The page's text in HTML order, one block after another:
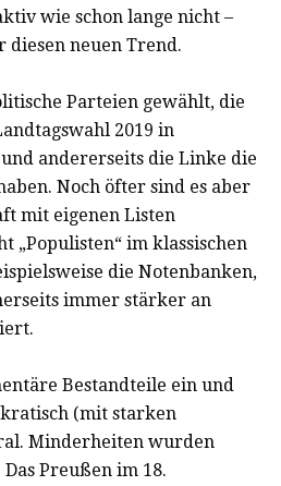
wie schon lange nicht –
diesen neuen Trend.
Parteien gewählt, die
2019 in
andererseits die Linke die
Noch öfter sind es aber
mit eigenen Listen
„Populisten“ im klassischen
die Notenbanken,
immer stärker an
Bestandteile ein und
(mit starken
Minderheiten wurden
Preußen im 18.